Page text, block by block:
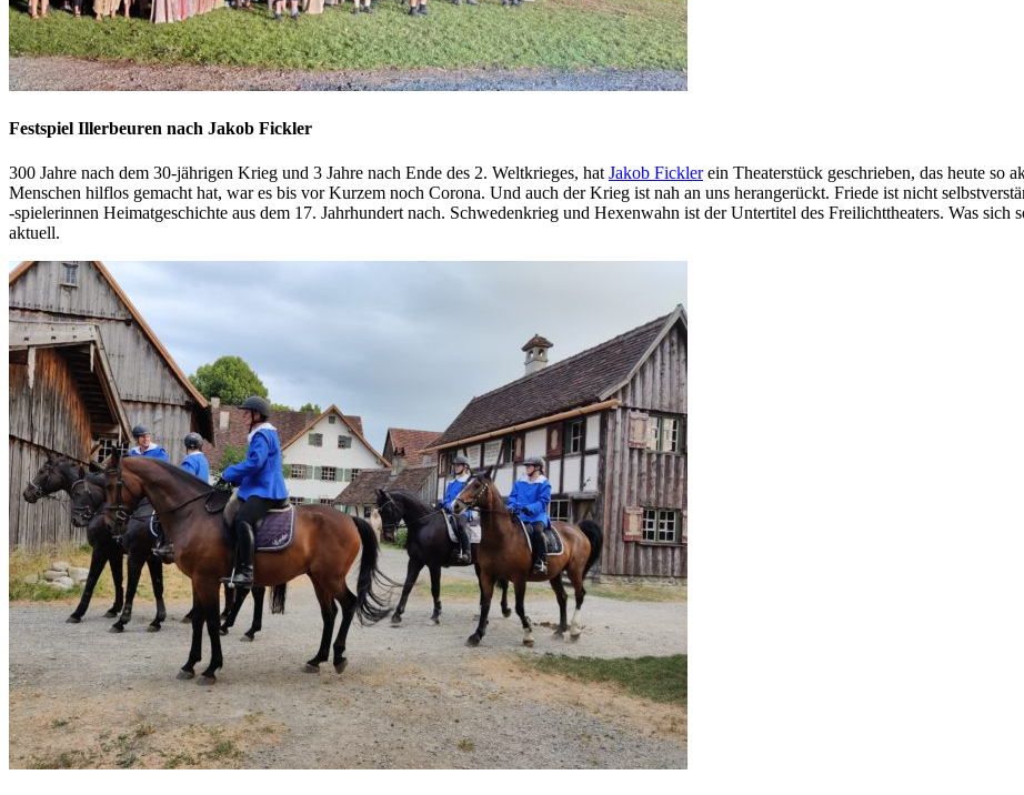
Festspiel Illerbeuren nach Jakob Fickler
300 Jahre nach dem 30-jährigen Krieg und 3 Jahre nach Ende des 2. Weltkrieges, hat Jakob Ficklerein Theaterstück geschrieben, das heute so
Menschen hilflos gemacht hat, war es bis vor Kurzem noch Corona. Und auch der Krieg ist nah an uns herangerückt. Friede ist nicht
-spielerinnen Heimatgeschichte aus dem 17. Jahrhundert nach. Schwedenkrieg und Hexenwahn ist der Untertitel des Freilichttheaters. Was sich
aktuell.